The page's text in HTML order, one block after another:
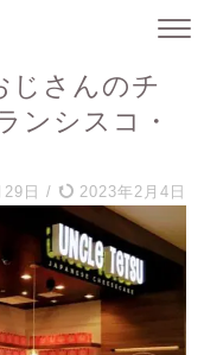
じさんのチ
ンシスコ・
日 / 2023年2月4日